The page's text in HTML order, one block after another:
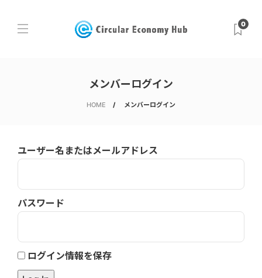
0
メンバーログイン
HOME メンバーログイン
ユーザー名またはメールアドレス
パスワード
ログイン情報を保存